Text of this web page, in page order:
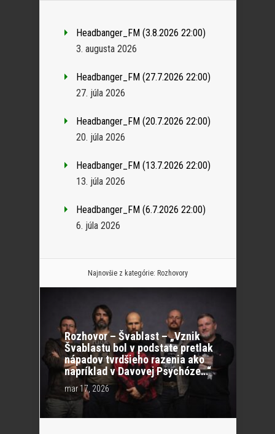
Headbanger_FM (3.8.2026 22:00)
3. augusta 2026
Headbanger_FM (27.7.2026 22:00)
27. júla 2026
Headbanger_FM (20.7.2026 22:00)
20. júla 2026
Headbanger_FM (13.7.2026 22:00)
13. júla 2026
Headbanger_FM (6.7.2026 22:00)
6. júla 2026
Najnovšie z kategórie: Rozhovory
Rozhovor – Švablast – „Vznik
Švablastu bol v podstate pretlak
nápadov tvrdšieho razenia ako
napríklad v Davovej Psychóze…“
mar 17, 2026